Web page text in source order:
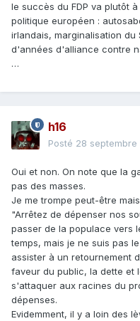
le succès du FDP va plutôt
politique européen :
irlandais, marginalisation
d'années d'alliance contre
…
h16
Posté 28 septembre
Oui et non. On note que la
pas des masses.
Je me trompe peut-être
"Arrêtez de dépenser nos
passer de la populace vers
temps, mais je ne suis pas
assister à un retournement
faveur du public, la dette et
s'attaquer aux racines du
dépenses.
Evidemment, il y a loin des